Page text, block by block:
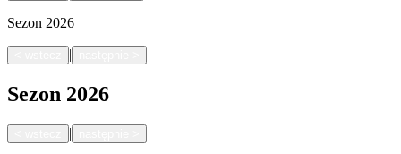
Sezon 2026
|
Sezon 2026
|